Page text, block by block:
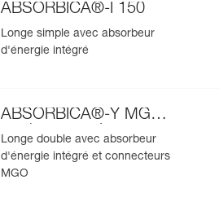
ABSORBICA®-I 150
Longe simple avec absorbeur
d'énergie intégré
ABSORBICA®-Y MGO
version européenne
Longe double avec absorbeur
d'énergie intégré et connecteurs
MGO